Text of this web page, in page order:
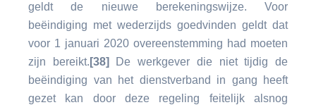
geldt de nieuwe berekeningswijze. Voor
beëindiging met wederzijds goedvinden geldt dat
voor 1 januari 2020 overeenstemming had moeten
zijn bereikt. [38]
De werkgever die niet tijdig de
beëindiging van het dienstverband in gang heeft
gezet kan door deze regeling feitelijk alsnog